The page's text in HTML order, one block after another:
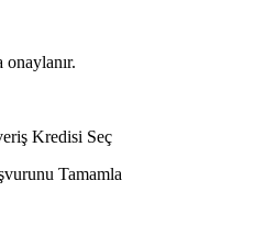
onaylanır.
Kredisi Seç
Tamamla